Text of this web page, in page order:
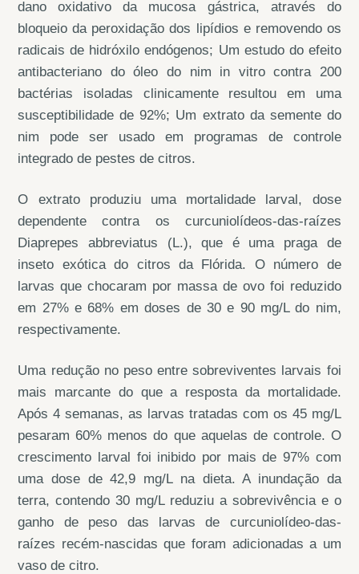
dano oxidativo da mucosa gástrica, através do
bloqueio da peroxidação dos lipídios e removendo os
radicais de hidróxilo endógenos; Um estudo do efeito
antibacteriano do óleo do nim in vitro contra 200
bactérias isoladas clinicamente resultou em uma
susceptibilidade de 92%; Um extrato da semente do
nim pode ser usado em programas de controle
integrado de pestes de citros.
O extrato produziu uma mortalidade larval, dose
dependente contra os curcuniolídeos-das-raízes
Diaprepes abbreviatus (L.), que é uma praga de
inseto exótica do citros da Flórida. O número de
larvas que chocaram por massa de ovo foi reduzido
em 27% e 68% em doses de 30 e 90 mg/L do nim,
respectivamente.
Uma redução no peso entre sobreviventes larvais foi
mais marcante do que a resposta da mortalidade.
Após 4 semanas, as larvas tratadas com os 45 mg/L
pesaram 60% menos do que aquelas de controle. O
crescimento larval foi inibido por mais de 97% com
uma dose de 42,9 mg/L na dieta. A inundação da
terra, contendo 30 mg/L reduziu a sobrevivência e o
ganho de peso das larvas de curcuniolídeo-das-
raízes recém-nascidas que foram adicionadas a um
vaso de citro.